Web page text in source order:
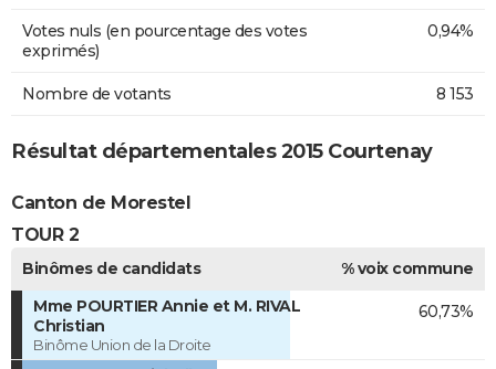
Votes nuls (en pourcentage des votes
exprimés)
0,94%
Nombre de votants 8 153
Résultat départementales 2015 Courtenay
Canton de Morestel
TOUR 2
Binômes de candidats
% voix commune
Mme POURTIER Annie et M. RIVAL
Christian
Binôme Union de la Droite
60,73%